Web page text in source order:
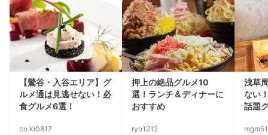
【鶯谷・入谷エリア】グ
ルメ通は見逃せない！必
食グルメ6選！
co.ki0817
押上の絶品グルメ10
選！ランチ＆ディナーに
おすすめ
ryo1212
浅草
ない
話題